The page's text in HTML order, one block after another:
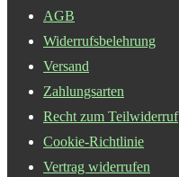
AGB
Widerrufsbelehrung
Versand
Zahlungsarten
Recht zum Teilwiderruf
Cookie-Richtlinie
Vertrag widerrufen